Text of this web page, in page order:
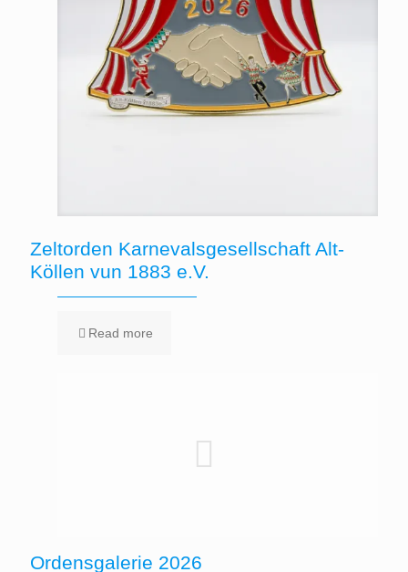
Zeltorden Karnevalsgesellschaft Alt-
Köllen vun 1883 e.V.
Read more
Ordensgalerie 2026